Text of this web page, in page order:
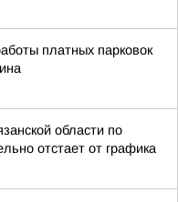
платных парковок
области по
отстает от графика